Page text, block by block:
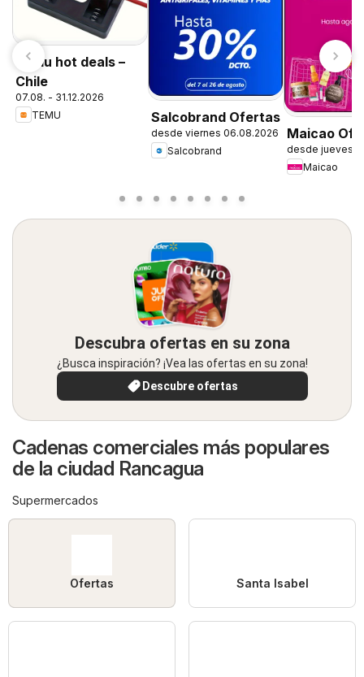
Temu hot deals –
Chile
07.08. - 31.12.2026
TEMU
Salcobrand Ofertas
desde viernes 06.08.2026
Salcobrand
Maicao
desde jueves
Maicao
Descubra ofertas en su zona
¿Busca inspiración? ¡Vea las ofertas en su zona!
Descubre ofertas
Cadenas comerciales más populares
de la ciudad Rancagua
Supermercados
Ofertas Santa Isabel